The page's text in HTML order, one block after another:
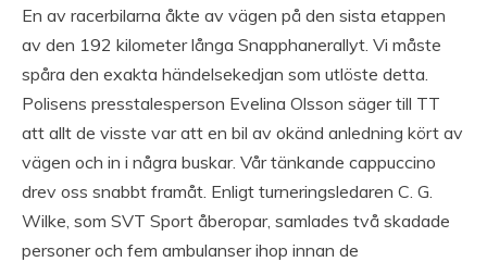
En av racerbilarna åkte av vägen på den sista etappen
av den 192 kilometer långa Snapphanerallyt. Vi måste
spåra den exakta händelsekedjan som utlöste detta.
Polisens presstalesperson Evelina Olsson säger till TT
att allt de visste var att en bil av okänd anledning kört av
vägen och in i några buskar. Vår tänkande cappuccino
drev oss snabbt framåt. Enligt turneringsledaren C. G.
Wilke, som SVT Sport åberopar, samlades två skadade
personer och fem ambulanser ihop innan de